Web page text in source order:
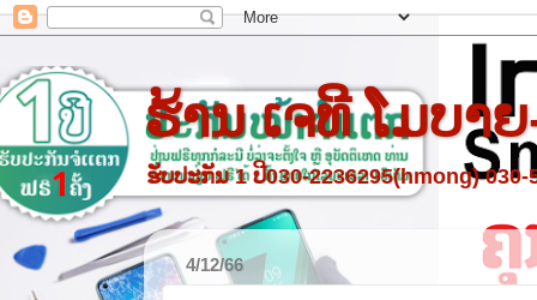
ຮ້ານ ເຈທີ ໂມບາ
ຮັບປະກັນ 1 ປີ030-2236295(hmong) 030-
4/12/66